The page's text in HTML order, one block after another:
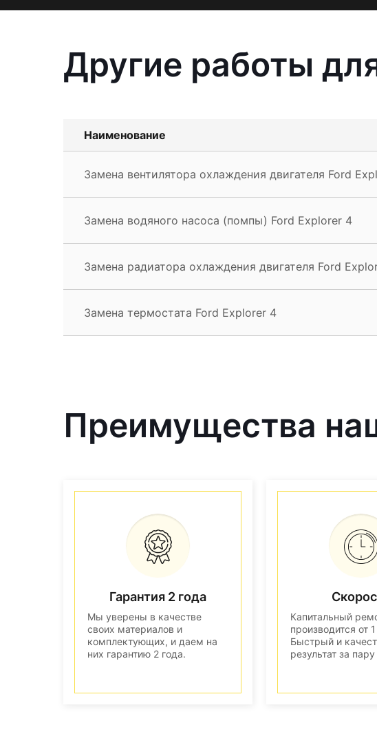
Другие работы
Наименование
Замена вентилятора охлаждения двигателя Ford
Замена водяного насоса (помпы) Ford Explorer 4
Замена радиатора охлаждения двигателя Ford
Замена термостата Ford Explorer 4
Преимущества
Гарантия 2 года
Мы уверены в качестве
своих материалов и
комплектующих, и даем на
них гарантию 2 года.
Капитальный
производится от
Быстрый и
результат за